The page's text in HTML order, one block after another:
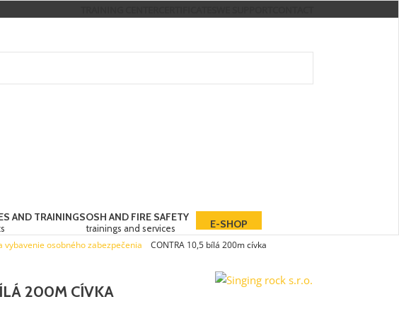
AND TRAININGSOSH AND FIRE SAFETY
trainings and services E-SHOP
vybavenie osobného zabezpečenia CONTRA 10,5 bílá 200m cívka
200M CÍVKA